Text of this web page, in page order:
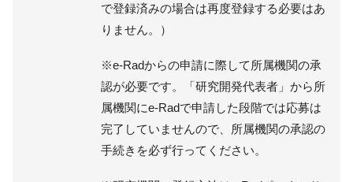
で登録済みの場合は再度登録する必要はあ
りません。）
※e-Radからの申請に際して所属機関の承
認が必要です。「研究開発代表者」から所
属機関にe-Radで申請した段階では応募は
完了していませんので、所属機関の承認の
手続きを必ず行ってください。